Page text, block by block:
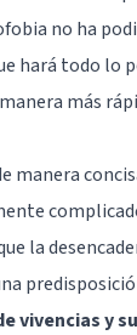
no ha
hará todo lo
más
manera
la
vivencias y